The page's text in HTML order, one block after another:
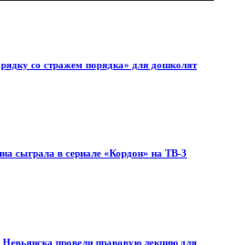
со стражем порядка» для дошколят
сыграла в сериале «Кордон» на ТВ-3
провели правовую лекцию для